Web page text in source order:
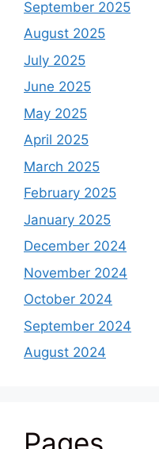
September 2025
August 2025
July 2025
June 2025
May 2025
April 2025
March 2025
February 2025
January 2025
December 2024
November 2024
October 2024
September 2024
August 2024